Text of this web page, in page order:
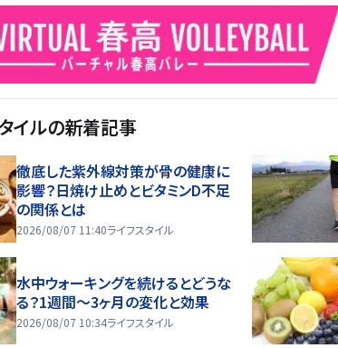
イルの新着記事
徹底した紫外線対策が骨の健康に
影響？日焼け止めとビタミンD不足
の関係とは
2026/08/07 11:40ライフスタイル
水中ウォーキングを続けるとどうな
る？1週間～3ヶ月の変化と効果
2026/08/07 10:34ライフスタイル